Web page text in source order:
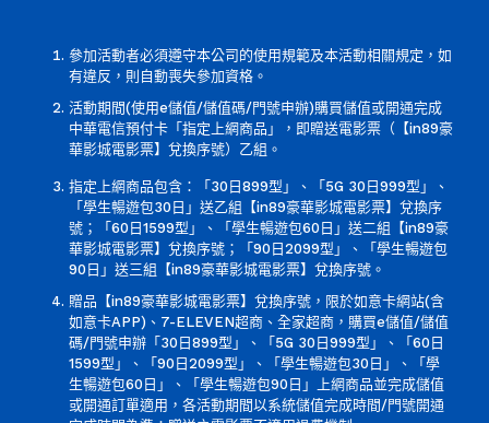
參加活動者必須遵守本公司的使用規範及本活動相關規定，如
有違反，則自動喪失參加資格。
活動期間(使用e儲值/儲值碼/門號申辦)購買儲值或開通完成
中華電信預付卡「指定上網商品」，即贈送電影票（【in89豪
華影城電影票】兌換序號）乙組。
指定上網商品包含：「30日899型」、「5G 30日999型」、
「學生暢遊包30日」 送乙組【in89豪華影城電影票】兌換序
號；「60日1599型」、「學生暢遊包60日」送二組【in89豪
華影城電影票】兌換序號；「90日2099型」、「學生暢遊包
90日」送三組【in89豪華影城電影票】兌換序號。
贈品【in89豪華影城電影票】兌換序號，限於如意卡網站(含
如意卡APP)、7-ELEVEN超商、全家超商，購買e儲值/儲值
碼/門號申辦「30日899型」、「5G 30日999型」、「60日
1599型」、「90日2099型」、「學生暢遊包30日」、「學
生暢遊包60日」、「學生暢遊包90日」上網商品並完成儲值
或開通訂單適用，各活動期間以系統儲值完成時間/門號開通